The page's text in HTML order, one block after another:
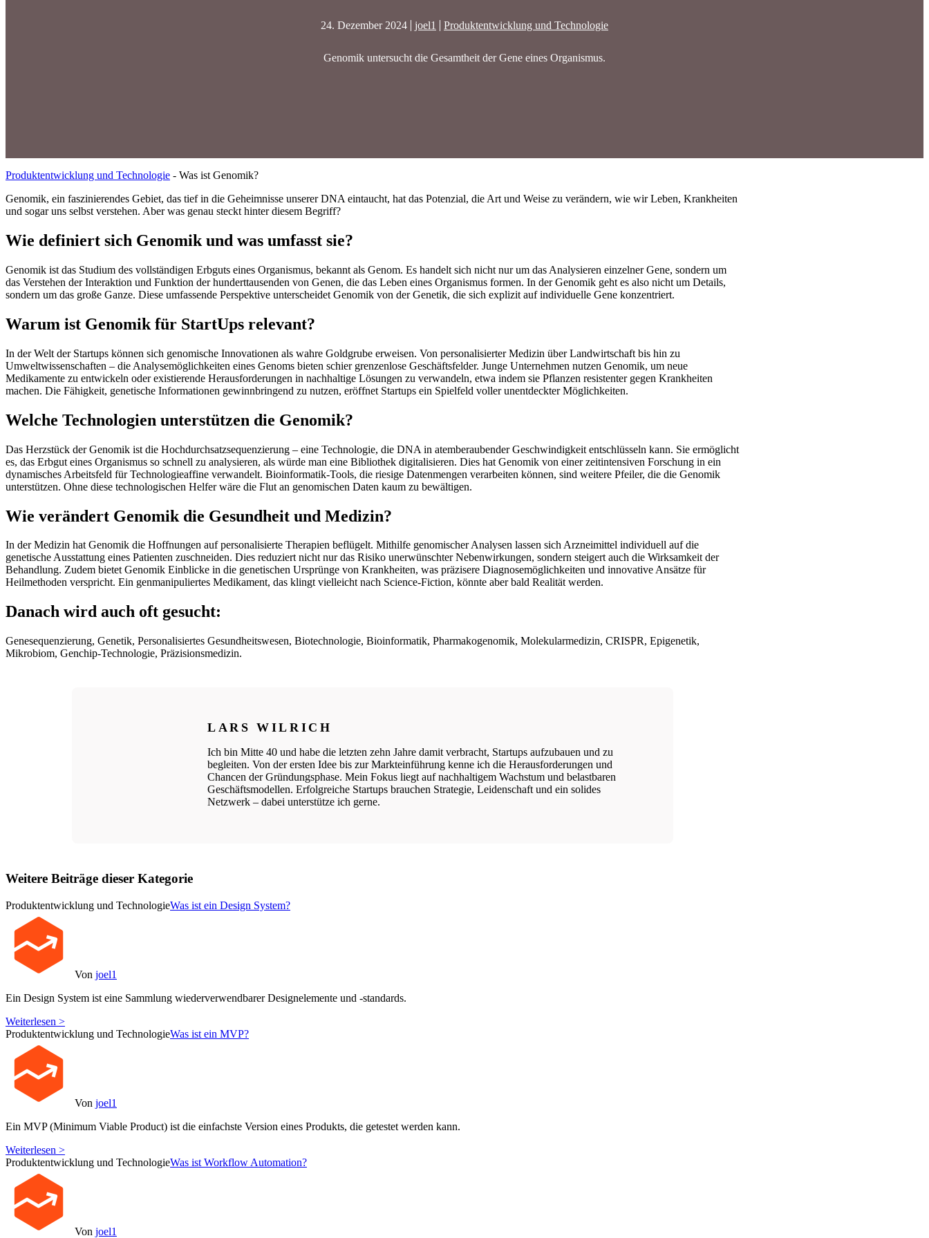
24. Dezember 2024 joel1 Produktentwicklung und Technologie
Genomik untersucht die Gesamtheit der Gene eines Organismus.
Produktentwicklung und Technologie - Was ist Genomik?
Genomik, ein faszinierendes Gebiet, das tief in die Geheimnisse unserer DNA eintaucht, hat das Potenzial, die Art und Weise zu verändern, wie wir Leben, Krankheiten
und sogar uns selbst verstehen. Aber was genau steckt hinter diesem Begriff?
Wie definiert sich Genomik und was umfasst sie?
Genomik ist das Studium des vollständigen Erbguts eines Organismus, bekannt als Genom. Es handelt sich nicht nur um das Analysieren einzelner Gene, sondern um
das Verstehen der Interaktion und Funktion der hunderttausenden von Genen, die das Leben eines Organismus formen. In der Genomik geht es also nicht um Details,
sondern um das große Ganze. Diese umfassende Perspektive unterscheidet Genomik von der Genetik, die sich explizit auf individuelle Gene konzentriert.
Warum ist Genomik für StartUps relevant?
In der Welt der Startups können sich genomische Innovationen als wahre Goldgrube erweisen. Von personalisierter Medizin über Landwirtschaft bis hin zu
Umweltwissenschaften – die Analysemöglichkeiten eines Genoms bieten schier grenzenlose Geschäftsfelder. Junge Unternehmen nutzen Genomik, um neue
Medikamente zu entwickeln oder existierende Herausforderungen in nachhaltige Lösungen zu verwandeln, etwa indem sie Pflanzen resistenter gegen Krankheiten
machen. Die Fähigkeit, genetische Informationen gewinnbringend zu nutzen, eröffnet Startups ein Spielfeld voller unentdeckter Möglichkeiten.
Welche Technologien unterstützen die Genomik?
Das Herzstück der Genomik ist die Hochdurchsatzsequenzierung – eine Technologie, die DNA in atemberaubender Geschwindigkeit entschlüsseln kann. Sie ermöglicht
es, das Erbgut eines Organismus so schnell zu analysieren, als würde man eine Bibliothek digitalisieren. Dies hat Genomik von einer zeitintensiven Forschung in ein
dynamisches Arbeitsfeld für Technologieaffine verwandelt. Bioinformatik-Tools, die riesige Datenmengen verarbeiten können, sind weitere Pfeiler, die die Genomik
unterstützen. Ohne diese technologischen Helfer wäre die Flut an genomischen Daten kaum zu bewältigen.
Wie verändert Genomik die Gesundheit und Medizin?
In der Medizin hat Genomik die Hoffnungen auf personalisierte Therapien beflügelt. Mithilfe genomischer Analysen lassen sich Arzneimittel individuell auf die
genetische Ausstattung eines Patienten zuschneiden. Dies reduziert nicht nur das Risiko unerwünschter Nebenwirkungen, sondern steigert auch die Wirksamkeit der
Behandlung. Zudem bietet Genomik Einblicke in die genetischen Ursprünge von Krankheiten, was präzisere Diagnosemöglichkeiten und innovative Ansätze für
Heilmethoden verspricht. Ein genmanipuliertes Medikament, das klingt vielleicht nach Science-Fiction, könnte aber bald Realität werden.
Danach wird auch oft gesucht:
Genesequenzierung, Genetik, Personalisiertes Gesundheitswesen, Biotechnologie, Bioinformatik, Pharmakogenomik, Molekularmedizin, CRISPR, Epigenetik,
Mikrobiom, Genchip-Technologie, Präzisionsmedizin.
LARS WILRICH
Ich bin Mitte 40 und habe die letzten zehn Jahre damit verbracht, Startups aufzubauen und zu
begleiten. Von der ersten Idee bis zur Markteinführung kenne ich die Herausforderungen und
Chancen der Gründungsphase. Mein Fokus liegt auf nachhaltigem Wachstum und belastbaren
Geschäftsmodellen. Erfolgreiche Startups brauchen Strategie, Leidenschaft und ein solides
Netzwerk – dabei unterstütze ich gerne.
Weitere Beiträge dieser Kategorie
Produktentwicklung und TechnologieWas ist ein Design System?
Von joel1
Ein Design System ist eine Sammlung wiederverwendbarer Designelemente und -standards.
Weiterlesen >
Produktentwicklung und TechnologieWas ist ein MVP?
Von joel1
Ein MVP (Minimum Viable Product) ist die einfachste Version eines Produkts, die getestet werden kann.
Weiterlesen >
Produktentwicklung und TechnologieWas ist Workflow Automation?
Von joel1